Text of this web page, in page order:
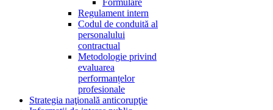
Formulare
Regulament intern
Codul de conduită al
personalului
contractual
Metodologie privind
evaluarea
performanțelor
profesionale
Strategia naţională anticorupţie